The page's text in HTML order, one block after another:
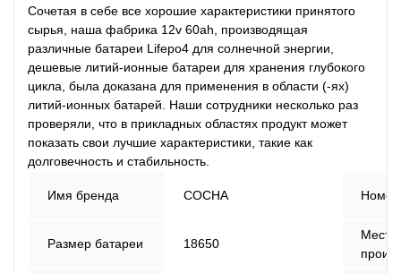
Сочетая в себе все хорошие характеристики принятого
сырья, наша фабрика 12v 60ah, производящая
различные батареи Lifepo4 для солнечной энергии,
дешевые литий-ионные батареи для хранения глубокого
цикла, была доказана для применения в области (-ях)
литий-ионных батарей. Наши сотрудники несколько раз
проверяли, что в прикладных областях продукт может
показать свои лучшие характеристики, такие как
долговечность и стабильность.
Имя бренда СОСНА
Размер батареи 18650
Место